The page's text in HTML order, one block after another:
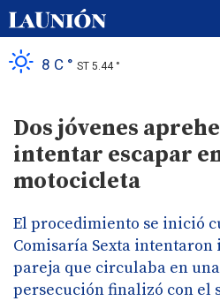
8 C ° ST 5.44 °
Dos jóvenes
intentar escapar
motocicleta
El procedimiento se inició
Comisaría Sexta
pareja que circulaba en
persecución finalizó con el